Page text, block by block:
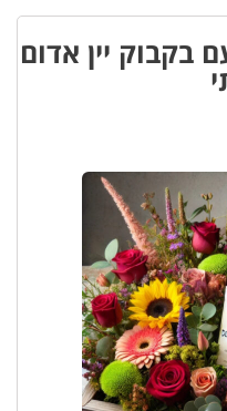
בקבוק יין אדום